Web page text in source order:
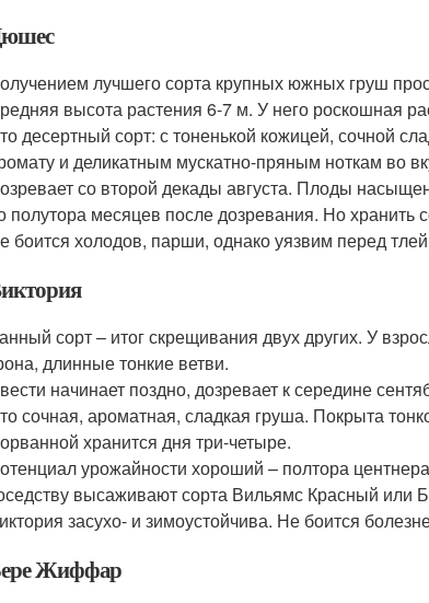
лучшего сорта крупных южных груш
высота растения 6-7 м. У него роскошная
десертный сорт: с тоненькой кожицей, сочной
и деликатным мускатно-пряным ноткам во
со второй декады августа. Плоды
полутора месяцев после дозревания. Но
боится холодов, парши, однако уязвим перед
сорт – итог скрещивания двух других. У
длинные тонкие ветви.
начинает поздно, дозревает к середине
сочная, ароматная, сладкая груша. Покрыта
хранится дня три-четыре.
урожайности хороший – полтора
высаживают сорта Вильямс Красный или
засухо- и зимоустойчива. Не боится
Жиффар